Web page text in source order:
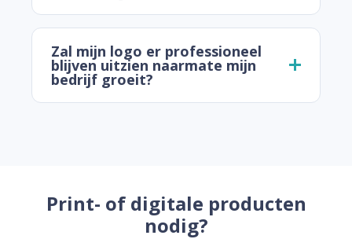
Zal mijn logo er professioneel
blijven uitzien naarmate mijn
bedrijf groeit?
Print- of digitale producten
nodig?